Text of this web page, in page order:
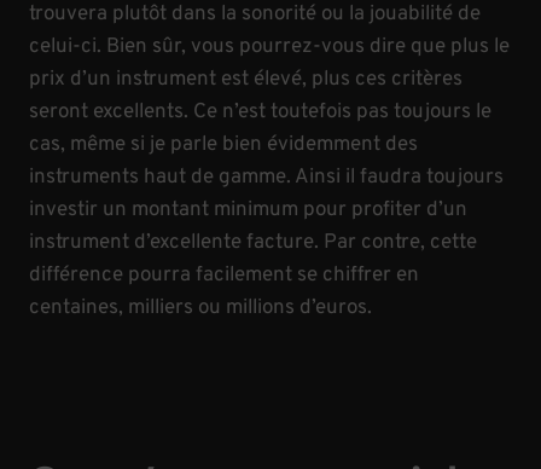
trouvera plutôt dans la sonorité ou la jouabilité de
celui-ci. Bien sûr, vous pourrez-vous dire que plus le
prix d’un instrument est élevé, plus ces critères
seront excellents. Ce n’est toutefois pas toujours le
cas, même si je parle bien évidemment des
instruments haut de gamme. Ainsi il faudra toujours
investir un montant minimum pour profiter d’un
instrument d’excellente facture. Par contre, cette
différence pourra facilement se chiffrer en
centaines, milliers ou millions d’euros.